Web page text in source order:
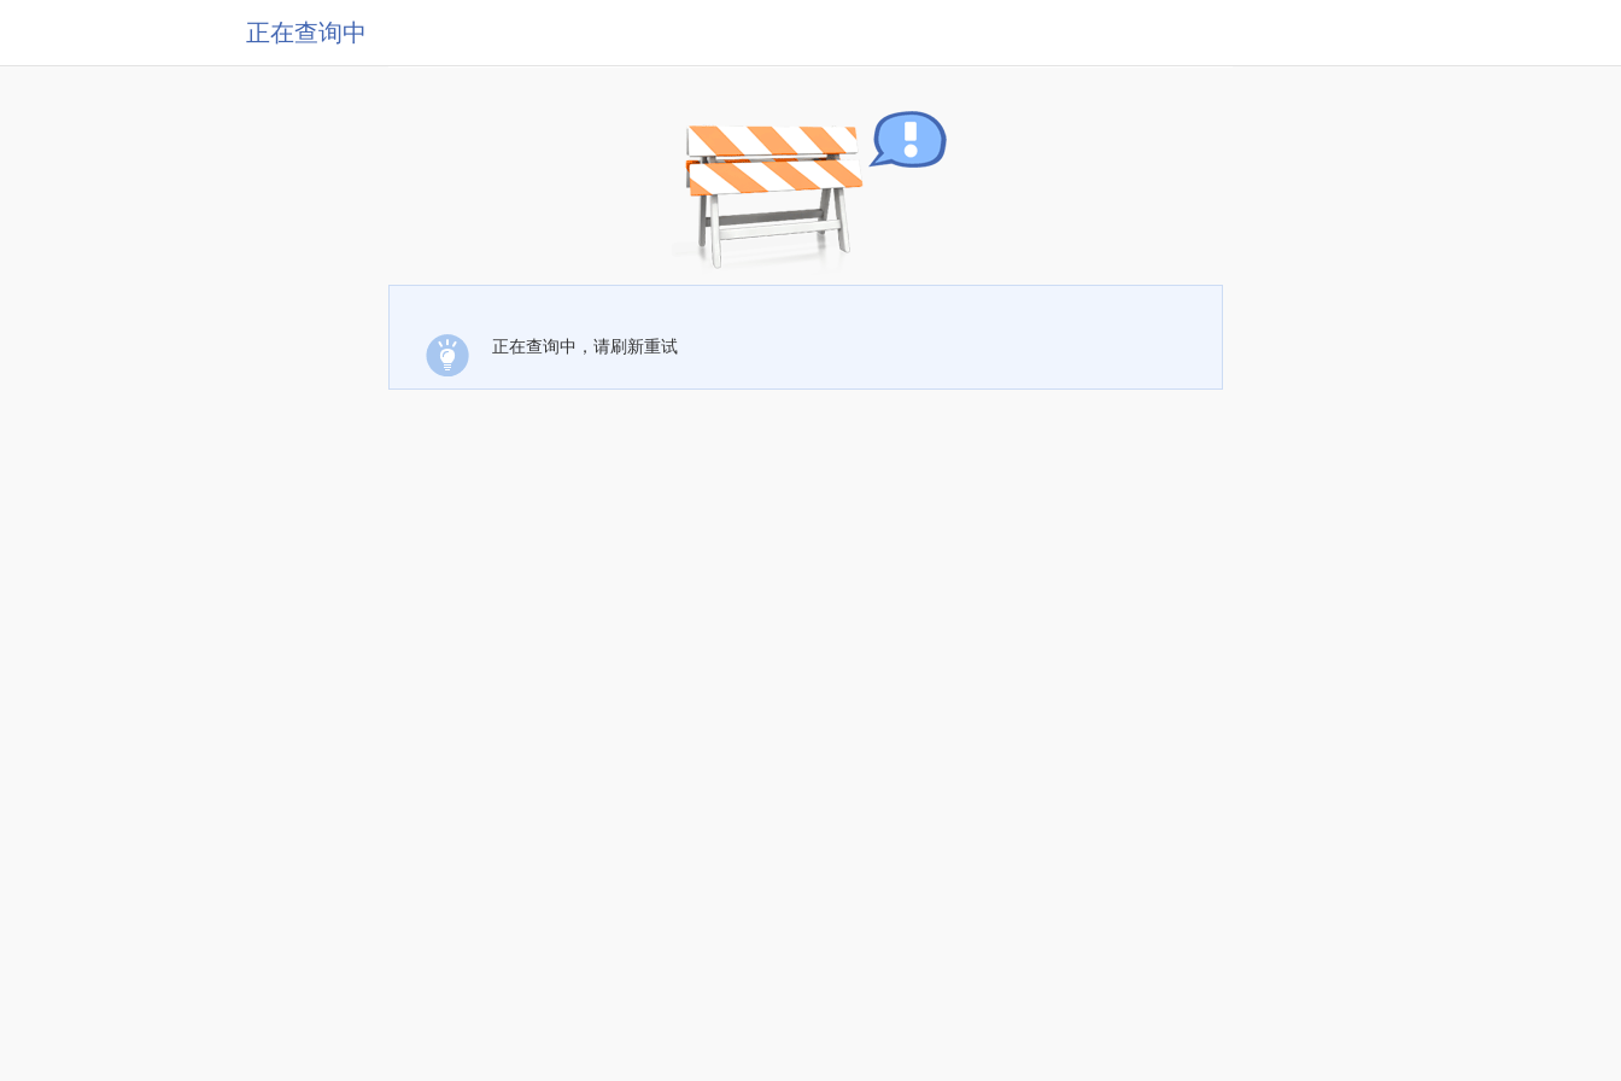
正在查询中
正在查询中，请刷新重试